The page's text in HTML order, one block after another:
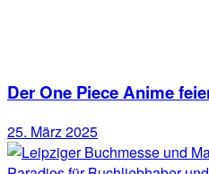
Der One Piece Anime
25. März 2025